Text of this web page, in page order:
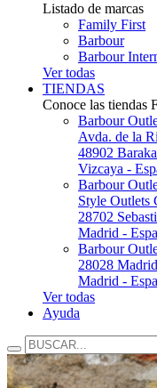
Listado de marcas
Family First
Barbour
Barbour
Ver todas
TIENDAS
Conoce las tiendas
Barbour
Avda. de la
48902
Vizcaya -
Barbour
Style Outlets
28702
Madrid -
Barbour
28028 Madrid
Madrid -
Ver todas
Ayuda